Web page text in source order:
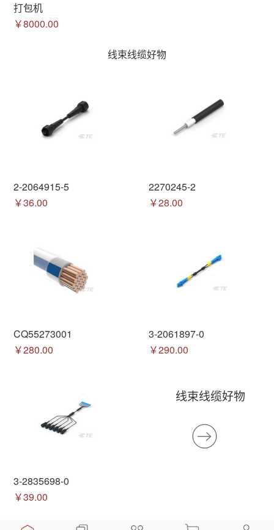
打包机
￥8000.00
线束线缆好物
2-2064915-5
￥36.00
2270245-2
￥28.00
CQ55273001
￥280.00
3-2061897-0
￥290.00
3-2835698-0
￥39.00
线束线缆好物